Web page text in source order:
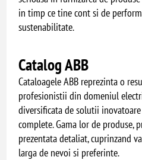
in timp ce tine cont si de
sustenabilitate.
Catalog ABB
Cataloagele ABB reprezinta o
profesionistii din domeniul
diversificata de solutii
complete. Gama lor de produse,
prezentata detaliat, cuprinzand
larga de nevoi si preferinte.